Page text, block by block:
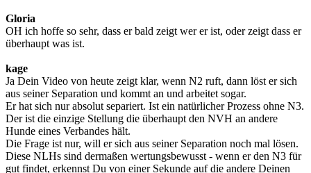
Gloria
OH ich hoffe so sehr, dass er bald zeigt wer er ist, oder zeigt dass er
überhaupt was ist.
kage
Ja Dein Video von heute zeigt klar, wenn N2 ruft, dann löst er sich
aus seiner Separation und kommt an und arbeitet sogar.
Er hat sich nur absolut separiert. Ist ein natürlicher Prozess ohne N3.
Der ist die einzige Stellung die überhaupt den NVH an andere
Hunde eines Verbandes hält.
Die Frage ist nur, will er sich aus seiner Separation noch mal lösen.
Diese NLHs sind dermaßen wertungsbewusst - wenn er den N3 für
gut findet, erkennst Du von einer Sekunde auf die andere Deinen